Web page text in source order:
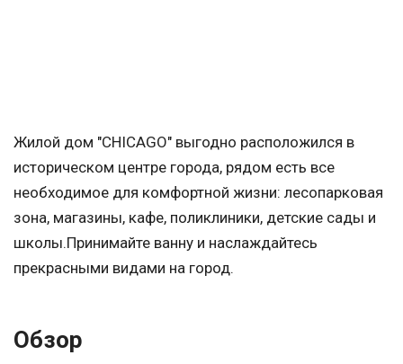
Жилой дом "CHICAGO" выгодно расположился в
историческом центре города, рядом есть все
необходимое для комфортной жизни: лесопарковая
зона, магазины, кафе, поликлиники, детские сады и
школы.Принимайте ванну и наслаждайтесь
прекрасными видами на город.
Обзор